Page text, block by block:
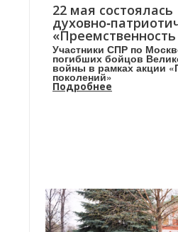
22 мая состоялась
«Преемственность
Участники СПР по
погибших бойцов
войны в рамках акции
поколений»
Подробнее